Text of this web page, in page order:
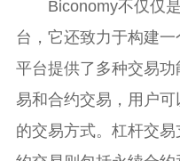
Biconomy不仅仅
台，它还致力于构建一
平台提供了多种交易
易和合约交易，用户
的交易方式。杠杆交